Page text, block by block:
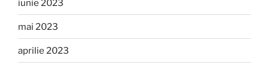
iunie 2023
mai 2023
aprilie 2023